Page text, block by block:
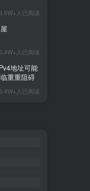
3.5W+人已阅读
3.4W+人已阅读
地址可能
重重阻碍
3.4W+人已阅读